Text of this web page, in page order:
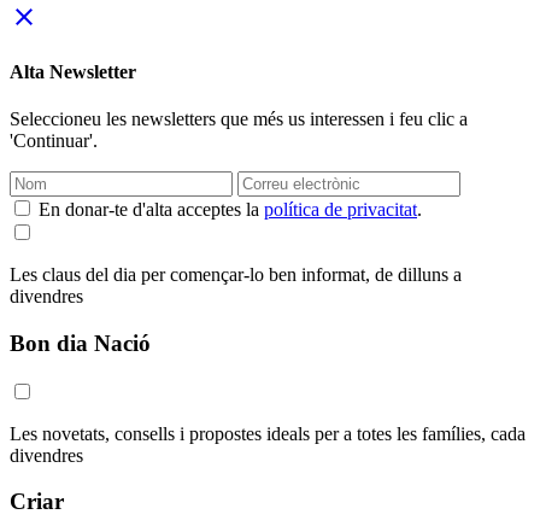
close
Alta Newsletter
Seleccioneu les newsletters que més us interessen i feu clic a
'Continuar'.
En donar-te d'alta acceptes la política de privacitat.
Les claus del dia per començar-lo ben informat, de dilluns a
divendres
Bon dia Nació
Les novetats, consells i propostes ideals per a totes les famílies, cada
divendres
Criar